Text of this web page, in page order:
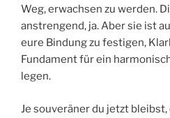
Weg, erwachsen zu werden.
anstrengend, ja. Aber sie ist
eure Bindung zu festigen,
Fundament für ein
legen.
Je souveräner du jetzt